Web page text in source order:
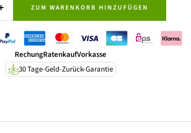
Menge
ZUM WARENKORB HINZUFÜGEN
RechungRatenkaufVorkasse
30 Tage-Geld-Zurück-Garantie